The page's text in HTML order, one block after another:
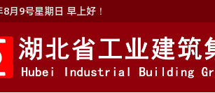
月9号星期日 早上好！